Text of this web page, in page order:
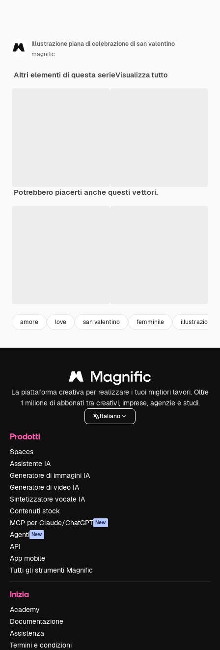
Illustrazione piana di celebrazione di san valentino
magnific
Altri elementi di questa serieVisualizza tutto
Potrebbero piacerti anche questi vettori.
amore love san valentino femminile illustrazioni
La piattaforma creativa per realizzare i tuoi migliori lavori. Oltre
1 milione di abbonati tra creativi, imprese, agenzie e studi.
Italiano
Prodotti
Spaces
Assistente IA
Generatore di immagini IA
Generatore di video IA
Sintetizzatore vocale IA
Contenuti stock
MCP per Claude/ChatGPT New
Agenti New
API
App mobile
Tutti gli strumenti Magnific
Inizia
Academy
Documentazione
Assistenza
Termini e condizioni